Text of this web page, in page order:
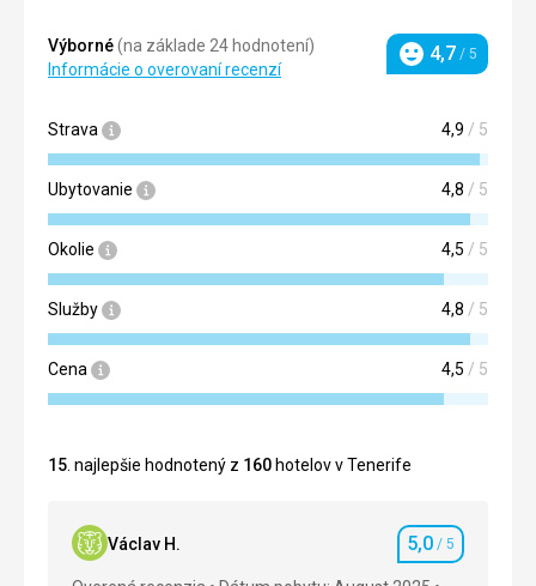
Výborné(na základe 24 hodnotení)
Informácie o overovaní recenzí
Hodnotenie
4,7 / 5
Strava 4,9 / 5
Ubytovanie 4,8 / 5
Okolie 4,5 / 5
Služby 4,8 / 5
Cena 4,5 / 5
15 . najlepšie hodnotený z 160 hotelov v Tenerife
Václav H. Hodnotenie
5,0 / 5